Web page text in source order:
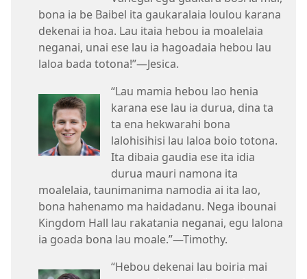
bona ia be Baibel ita gaukaralaia loulou karana
dekenai ia hoa. Lau itaia hebou ia moalelaia
neganai, unai ese lau ia hagoadaia hebou lau
laloa bada totona!”​​—Jesica.
“Lau mamia hebou lao henia
karana ese lau ia durua, dina ta
ta ena hekwarahi bona
lalohisihisi lau laloa boio totona.
Ita dibaia gaudia ese ita idia
durua mauri namona ita
moalelaia, taunimanima namodia ai ita lao,
bona hahenamo ma haidadanu. Nega ibounai
Kingdom Hall lau rakatania neganai, egu lalona
ia goada bona lau moale.”​​—Timothy.
“Hebou dekenai lau boiria mai